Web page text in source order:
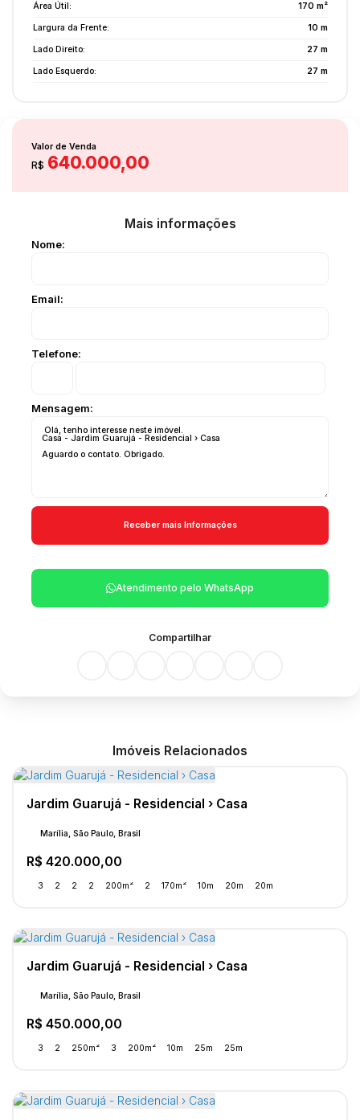
Área Útil: 170 m²
Largura da Frente: 10 m
Lado Direito: 27 m
Lado Esquerdo: 27 m
R$ 640.000,00
Valor de Venda
Mais informações
Nome:
Email:
Telefone:
Mensagem:
Atendimento pelo WhatsApp
Compartilhar
Imóveis Relacionados
Jardim Guarujá - Residencial › Casa
R$ 420.000,00
Marília, São Paulo, Brasil
3 2 2 2 200m² 2 170m² 10m 20m 20m
Jardim Guarujá - Residencial › Casa
R$ 450.000,00
Marília, São Paulo, Brasil
3 2 250m² 3 200m² 10m 25m 25m